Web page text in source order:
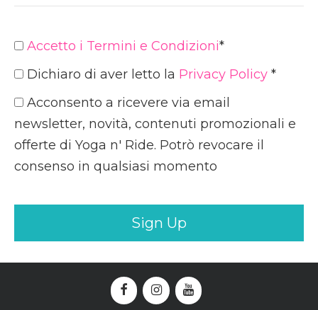
Accetto i Termini e Condizioni*
Dichiaro di aver letto la Privacy Policy *
Acconsento a ricevere via email
newsletter, novità, contenuti promozionali e
offerte di Yoga n' Ride. Potrò revocare il
consenso in qualsiasi momento